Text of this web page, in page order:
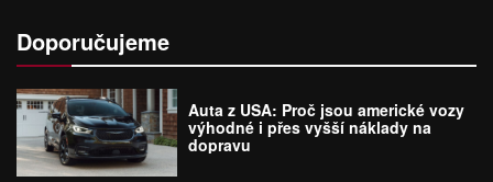
Doporučujeme
Auta z USA: Proč jsou americké vozy
výhodné i přes vyšší náklady na
dopravu